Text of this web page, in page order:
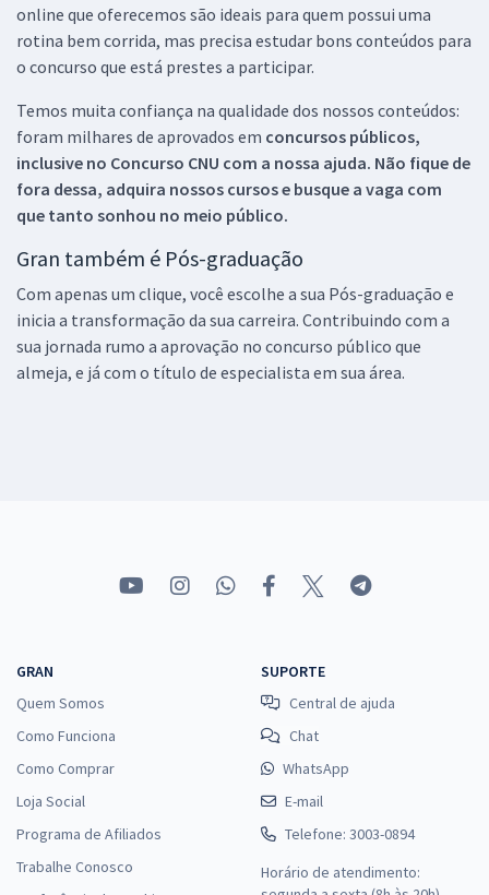
online que oferecemos são ideais para quem possui uma
rotina bem corrida, mas precisa estudar bons conteúdos para
o concurso que está prestes a participar.
Temos muita confiança na qualidade dos nossos conteúdos:
foram milhares de aprovados em concursos públicos,
inclusive no Concurso CNU com a nossa ajuda. Não fique de
fora dessa, adquira nossos cursos e busque a vaga com
que tanto sonhou no meio público.
Gran também é Pós-graduação
Com apenas um clique, você escolhe a sua Pós-graduação e
inicia a transformação da sua carreira. Contribuindo com a
sua jornada rumo a aprovação no concurso público que
almeja, e já com o título de especialista em sua área.
GRAN
Quem Somos
Como Funciona
Como Comprar
Loja Social
Programa de Afiliados
Trabalhe Conosco
SUPORTE
Central de ajuda
Chat
WhatsApp
E-mail
Telefone: 3003-0894
Horário de atendimento: